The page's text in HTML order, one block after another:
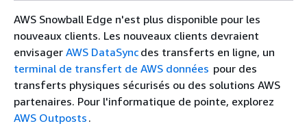
AWS Snowball Edge n'est plus disponible pour les
nouveaux clients. Les nouveaux clients devraient
envisager AWS DataSync des transferts en ligne, un
terminal de transfert de AWS données pour des
transferts physiques sécurisés ou des solutions AWS
partenaires. Pour l'informatique de pointe, explorez
AWS Outposts .